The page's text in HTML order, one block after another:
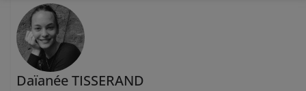
Daïanée TISSERAND